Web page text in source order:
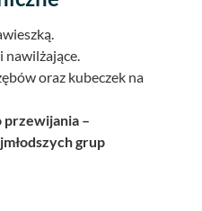
nawilżające.
oraz kubeczek na
przewijania –
grup